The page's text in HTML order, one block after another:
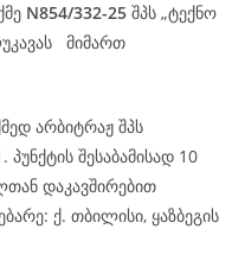
N854/332-25 შპს „ტექნო
მიმართ
არბიტრაჟ შპს
შესაბამისად 10
დაკავშირებით
ქ. თბილისი, ყაზბეგის